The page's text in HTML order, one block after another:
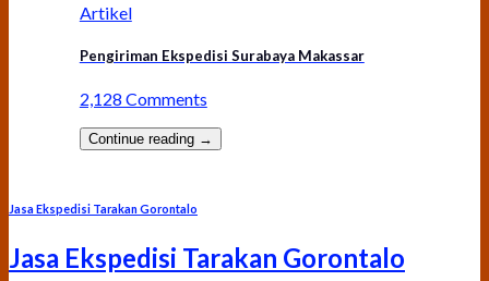
Artikel
Pengiriman Ekspedisi Surabaya Makassar
2,128 Comments
Continue reading →
Jasa Ekspedisi Tarakan Gorontalo
Jasa Ekspedisi Tarakan Gorontalo